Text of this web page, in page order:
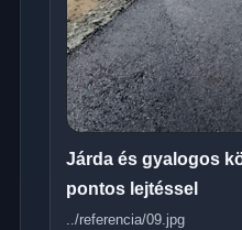
Járda és gyalogos
pontos lejtéssel
../referencia/09.jpg